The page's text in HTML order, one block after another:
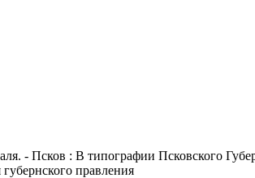
- Псков : В типографии Псковского
правления